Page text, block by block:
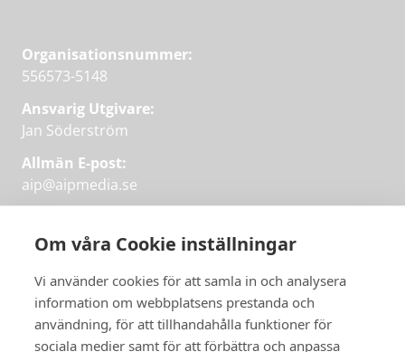
Om våra Cookie inställningar
Vi använder cookies för att samla in och analysera
information om webbplatsens prestanda och
användning, för att tillhandahålla funktioner för
sociala medier samt för att förbättra och anpassa
Organisationsnummer:
556573-5148
Ansvarig Utgivare:
Jan Söderström
Allmän E-post:
aip@aipmedia.se
aip@flowyinfo.seeller 08-1210 60 40.
Instagram
LinkedIn
Twitter
Facebook